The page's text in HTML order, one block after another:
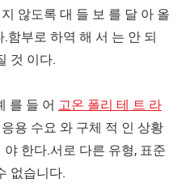
않도록 대 들 보 를 달 아 올
함부로 하역 해 서 는 안 되
것 이다.
를 들 어 고온 폴리 테 트 라
용 수요 와 구체 적 인 상황
한다.서로 다른 유형, 표준
없습니다.